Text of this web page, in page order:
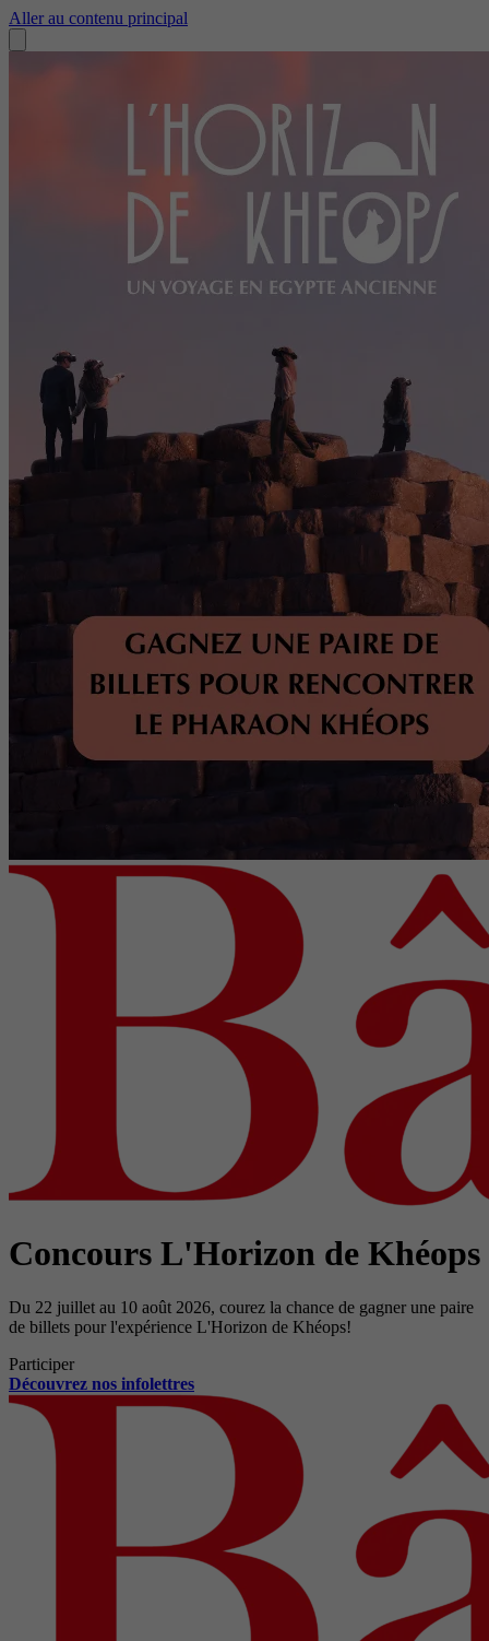
Aller au contenu principal
Concours L'Horizon de Khéops
Du 22 juillet au 10 août 2026, courez la chance de gagner une paire
de billets pour l'expérience L'Horizon de Khéops!
Participer
Découvrez nos infolettres